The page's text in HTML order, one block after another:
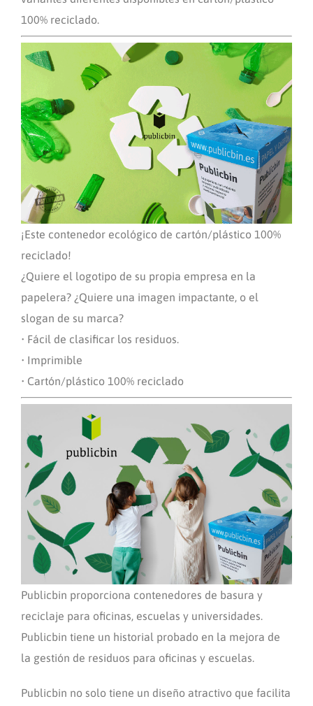
100% reciclado.
¡Este contenedor ecológico de cartón/plástico 100%
reciclado!
¿Quiere el logotipo de su propia empresa en la
papelera? ¿Quiere una imagen impactante, o el
slogan de su marca?
• Fácil de clasificar los residuos.
• Imprimible
• Cartón/plástico 100% reciclado
Publicbin proporciona contenedores de basura y
reciclaje para oficinas, escuelas y universidades.
Publicbin tiene un historial probado en la mejora de
la gestión de residuos para oficinas y escuelas.
Publicbin no solo tiene un diseño atractivo que facilita